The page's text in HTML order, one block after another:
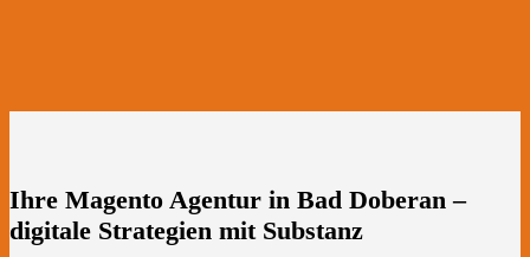
Ihre Magento Agentur in Bad Doberan –
digitale Strategien mit Substanz